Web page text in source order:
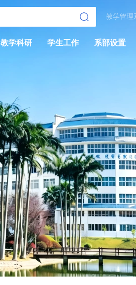
教学管理
教学科研 学生工作 系部设置